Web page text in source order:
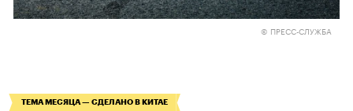
© ПРЕСС-СЛУЖБА
ТЕМА МЕСЯЦА — СДЕЛАНО В КИТАЕ